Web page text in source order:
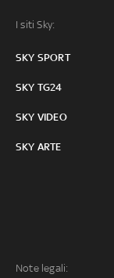
I siti Sky:
SKY SPORT
SKY TG24
SKY VIDEO
SKY ARTE
Note legali: